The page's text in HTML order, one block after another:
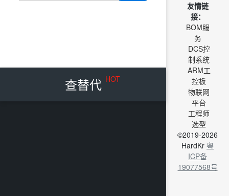
查替代 HOT
友情链
接：
BOM服
务
DCS控
制系统
ARM工
控板
物联网
平台
工程师
选型
©2019-2026
HardKr 粤
ICP备
19077568号